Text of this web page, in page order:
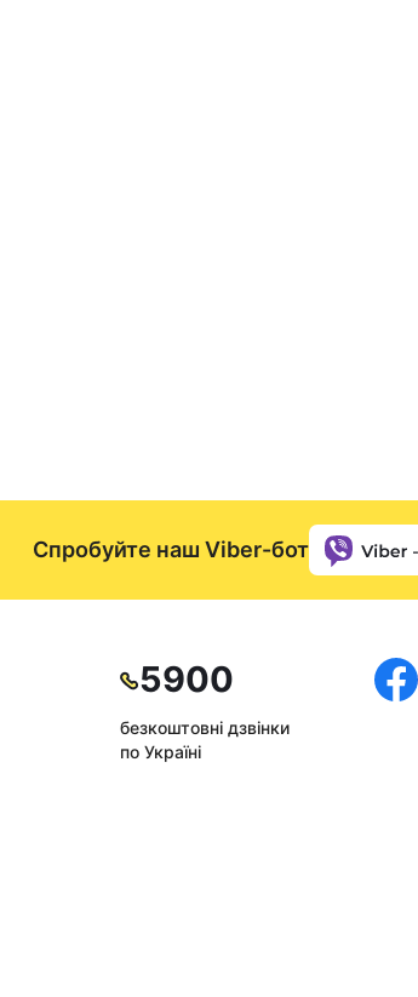
Спробуйте наш Viber-бот
5900
безкоштовні дзвінки
по Україні